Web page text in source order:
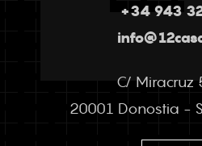
+34 943
C/ Miracruz
20001 Donostia -